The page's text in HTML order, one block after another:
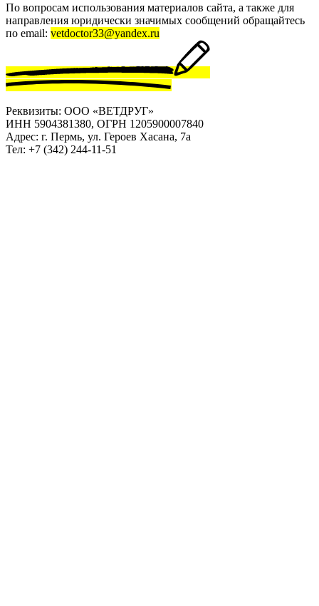
По вопросам использования материалов сайта, а также для
направления юридически значимых сообщений обращайтесь
по email: vetdoctor33@yandex.ru
Реквизиты: ООО «ВЕТДРУГ»
ИНН 5904381380, ОГРН 1205900007840
Адрес: г. Пермь, ул. Героев Хасана, 7а
Тел: +7 (342) 244-11-51